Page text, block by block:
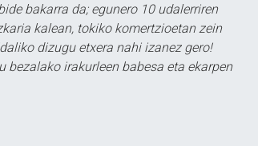
bakarra da; egunero 10 udalerriren
kalean, tokiko komertzioetan zein
dizugu etxera nahi izanez gero!
bezalako irakurleen babesa eta ekarpen